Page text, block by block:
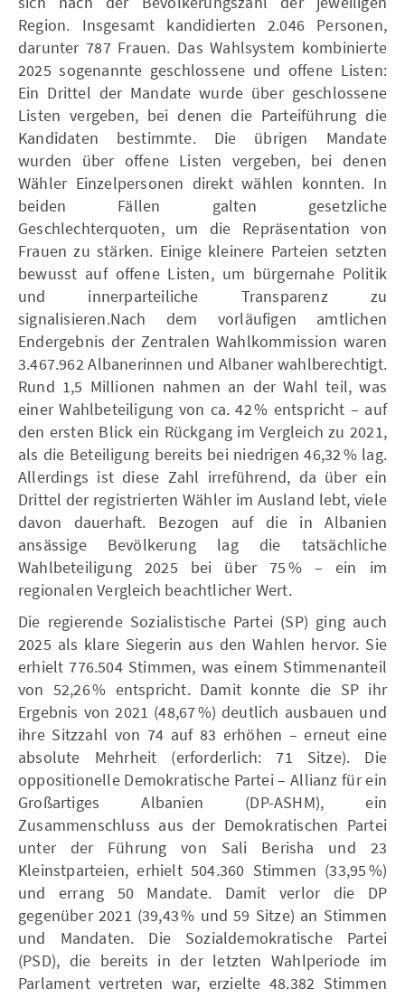
Region. Insgesamt kandidierten 2.046 Personen,
darunter 787 Frauen. Das Wahlsystem kombinierte
2025 sogenannte geschlossene und offene Listen:
Ein Drittel der Mandate wurde über geschlossene
Listen vergeben, bei denen die Parteiführung die
Kandidaten bestimmte. Die übrigen Mandate
wurden über offene Listen vergeben, bei denen
Wähler Einzelpersonen direkt wählen konnten. In
beiden Fällen galten gesetzliche
Geschlechterquoten, um die Repräsentation von
Frauen zu stärken. Einige kleinere Parteien setzten
bewusst auf offene Listen, um bürgernahe Politik
und innerparteiliche Transparenz zu
signalisieren.Nach dem vorläufigen amtlichen
Endergebnis der Zentralen Wahlkommission waren
3.467.962 Albanerinnen und Albaner wahlberechtigt.
Rund 1,5 Millionen nahmen an der Wahl teil, was
einer Wahlbeteiligung von ca. 42 % entspricht – auf
den ersten Blick ein Rückgang im Vergleich zu 2021,
als die Beteiligung bereits bei niedrigen 46,32 % lag.
Allerdings ist diese Zahl irreführend, da über ein
Drittel der registrierten Wähler im Ausland lebt, viele
davon dauerhaft. Bezogen auf die in Albanien
ansässige Bevölkerung lag die tatsächliche
Wahlbeteiligung 2025 bei über 75 % – ein im
regionalen Vergleich beachtlicher Wert.
Die regierende Sozialistische Partei (SP) ging auch
2025 als klare Siegerin aus den Wahlen hervor. Sie
erhielt 776.504 Stimmen, was einem Stimmenanteil
von 52,26 % entspricht. Damit konnte die SP ihr
Ergebnis von 2021 (48,67 %) deutlich ausbauen und
ihre Sitzzahl von 74 auf 83 erhöhen – erneut eine
absolute Mehrheit (erforderlich: 71 Sitze). Die
oppositionelle Demokratische Partei – Allianz für ein
Großartiges Albanien (DP-ASHM), ein
Zusammenschluss aus der Demokratischen Partei
unter der Führung von Sali Berisha und 23
Kleinstparteien, erhielt 504.360 Stimmen (33,95 %)
und errang 50 Mandate. Damit verlor die DP
gegenüber 2021 (39,43 % und 59 Sitze) an Stimmen
und Mandaten. Die Sozialdemokratische Partei
(PSD), die bereits in der letzten Wahlperiode im
Parlament vertreten war, erzielte 48.382 Stimmen